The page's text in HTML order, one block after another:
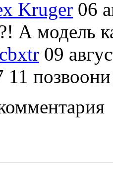
Kruger 06
А модель
09
11